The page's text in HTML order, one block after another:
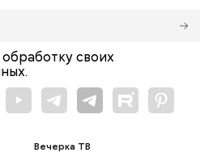
обработку своих
Вечерка ТВ